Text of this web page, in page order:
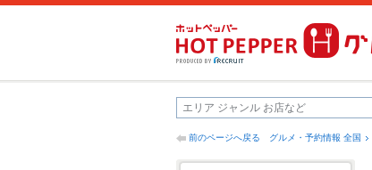
前のページへ戻る グルメ・予約情報 全国